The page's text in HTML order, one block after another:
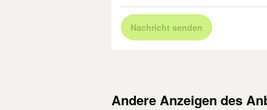
Nachricht senden
Andere Anzeigen des